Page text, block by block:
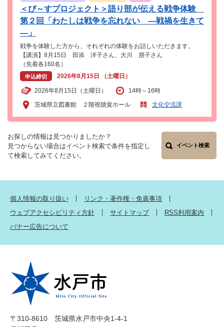
＜ぴ～すプロジェクト＞語り部が伝える戦争体験
第２回「わたしは戦争を忘れない ―戦禍を生きて
―」
戦争を体験した方から、それぞれの体験をお話しいただきます。
【講演】8月15日 田添 洋子さん、大川 朋子さん
（先着各160名）
申込締切 2026年8月15日 （土曜日）
2026年8月15日（土曜日）
14時～16時
茨城県立図書館 ２階視聴覚ホール
文化交流課
お探しの情報は見つかりましたか？
見つからない場合はイベント検索で条件を指定し
て検索してみてください。
イベント検索
個人情報の取り扱い
リンク・著作権・免責事項
ウェブアクセシビリティ方針
サイトマップ
RSS利用案内
バナー広告について
〒310-8610 茨城県水戸市中央1-4-1